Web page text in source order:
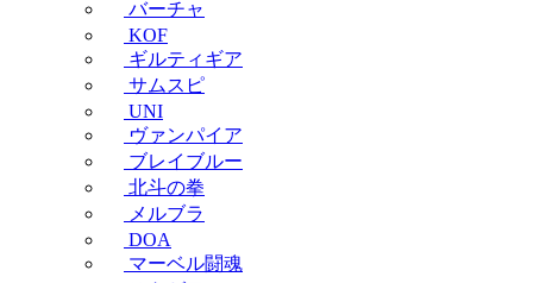
バーチャ
KOF
ギルティギア
サムスピ
UNI
ヴァンパイア
ブレイブルー
北斗の拳
メルブラ
DOA
マーベル闘魂